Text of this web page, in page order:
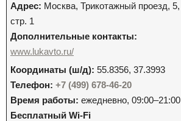
Адрес: Москва, Трикотажный проезд, 5,
стр. 1
Дополнительные контакты:
www.lukavto.ru/
Координаты (ш/д): 55.8356, 37.3993
Телефон: +7 (499) 678-46-20
Время работы: ежедневно, 09:00–21:00
Бесплатный Wi-Fi